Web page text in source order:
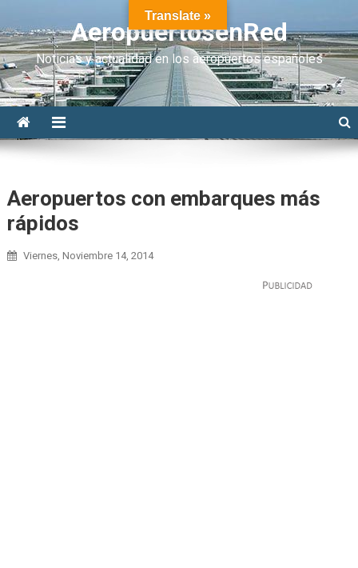
AeropuertosenRed
Noticias y actualidad en los aeropuertos españoles
Aeropuertos con embarques más
rápidos
Viernes, Noviembre 14, 2014
Translate »